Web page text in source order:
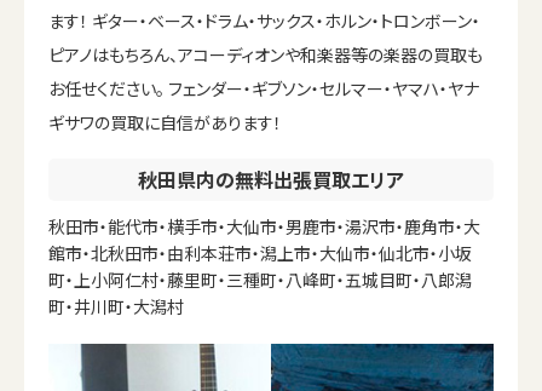
ます！ ギター・ベース・ドラム・サックス・ホルン・トロンボーン・
ピアノはもちろん、アコーディオンや和楽器等の楽器の買取も
お任せください。 フェンダー・ギブソン・セルマー・ヤマハ・ヤナ
ギサワの買取に自信があります！
秋田県内の無料出張買取エリア
秋田市・能代市・横手市・大仙市・男鹿市・湯沢市・鹿角市・大
館市・北秋田市・由利本荘市・潟上市・大仙市・仙北市・小坂
町・上小阿仁村・藤里町・三種町・八峰町・五城目町・八郎潟
町・井川町・大潟村